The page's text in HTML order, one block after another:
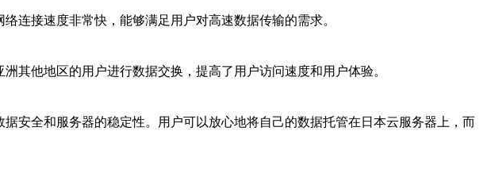
连接速度非常快，能够满足用户对高速数据传输的需求。
其他地区的用户进行数据交换，提高了用户访问速度和用户体验。
安全和服务器的稳定性。用户可以放心地将自己的数据托管在日本云服务器上，而